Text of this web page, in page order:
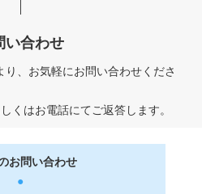
い合わせ
、お気軽にお問い合わせくださ
くはお電話にてご返答します。
お問い合わせ